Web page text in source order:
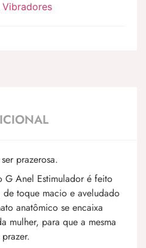
Vibradores
prazerosa.
Anel Estimulador é feito
toque macio e aveludado
anatômico se encaixa
mulher, para que a mesma